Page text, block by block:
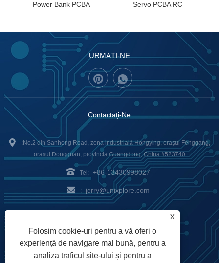
Power Bank PCBA Servo PCBA RC
URMAȚI-NE
Contactaţi-Ne
:No.2 din Sanheng Road, zona industrială Hongying, orașul Fenggang,
orașul Dongguan, provincia Guangdong, China #523740
Tel: +86-13430998027
: jerry@unixplore.com
Options
X
Folosim cookie-uri pentru a vă oferi o
experiență de navigare mai bună, pentru a
analiza traficul site-ului și pentru a